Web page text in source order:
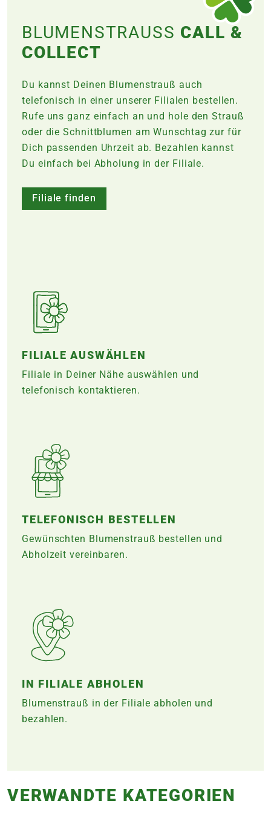
BLUMENSTRAUSS
CALL &
COLLECT
Du kannst Deinen Blumenstrauß auch
telefonisch in einer unserer Filialen bestellen.
Rufe uns ganz einfach an und hole den Strauß
oder die Schnittblumen am Wunschtag zur für
Dich passenden Uhrzeit ab. Bezahlen kannst
Du einfach bei Abholung in der Filiale.
Filiale finden
FILIALE AUSWÄHLEN
Filiale in Deiner Nähe auswählen und
telefonisch kontaktieren.
TELEFONISCH BESTELLEN
Gewünschten Blumenstrauß bestellen und
Abholzeit vereinbaren.
IN FILIALE ABHOLEN
Blumenstrauß in der Filiale abholen und
bezahlen.
VERWANDTE KATEGORIEN